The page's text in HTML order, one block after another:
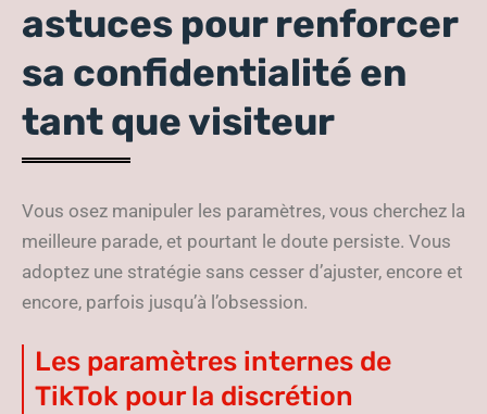
astuces pour renforcer
sa confidentialité en
tant que visiteur
Vous osez manipuler les paramètres, vous cherchez la
meilleure parade, et pourtant le doute persiste. Vous
adoptez une stratégie sans cesser d’ajuster, encore et
encore, parfois jusqu’à l’obsession.
Les paramètres internes de
TikTok pour la discrétion